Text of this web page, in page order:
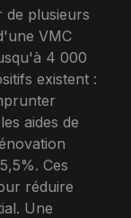
de plusieurs
VMC
4 000
existent :
aides de
Ces
réduire
Une